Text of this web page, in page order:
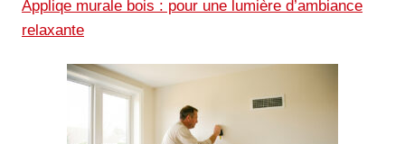
Appliqe murale bois : pour une lumière d’ambiance
relaxante